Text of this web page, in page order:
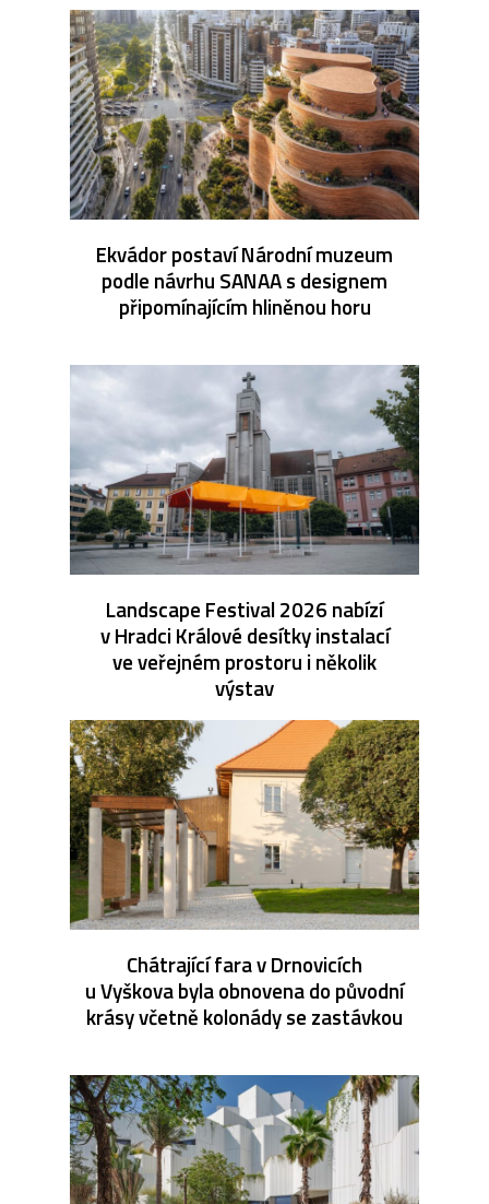
Ekvádor postaví Národní muzeum
podle návrhu SANAA s designem
připomínajícím hliněnou horu
Landscape Festival 2026 nabízí
v Hradci Králové desítky instalací
ve veřejném prostoru i několik
výstav
Chátrající fara v Drnovicích
u Vyškova byla obnovena do původní
krásy včetně kolonády se zastávkou